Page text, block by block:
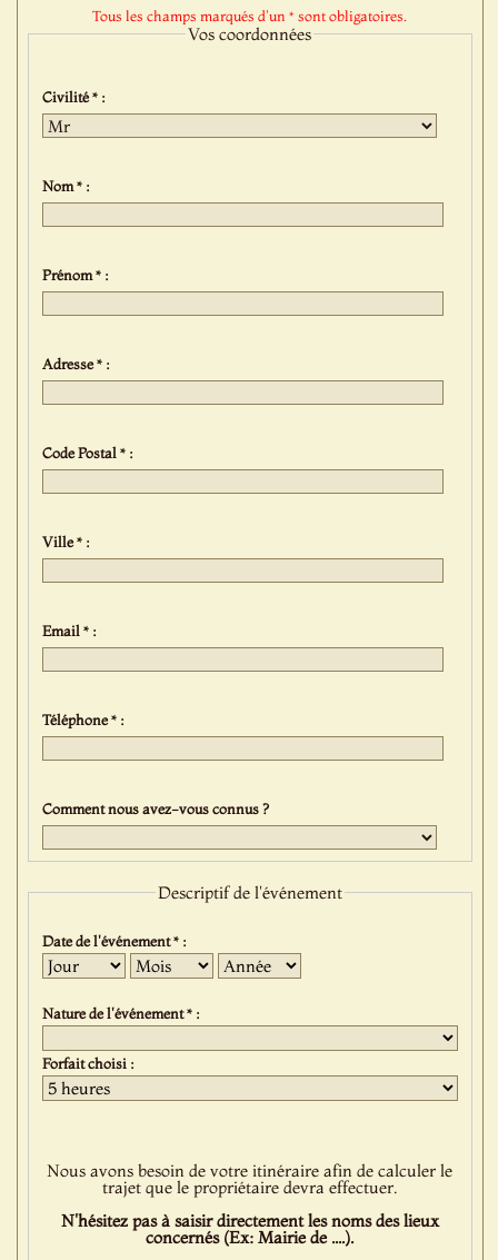
Tous les champs marqués d'un * sont obligatoires.
Vos coordonnées
Civilité * :
Nom * :
Prénom * :
Adresse * :
Code Postal * :
Ville * :
Email * :
Téléphone * :
Comment nous avez-vous connus ?
Descriptif de l'événement
Date de l'événement * :
Jour Mois Année
Nature de l'événement * :
Forfait choisi :
Nous avons besoin de votre itinéraire afin de calculer le
trajet que le propriétaire devra effectuer.
N'hésitez pas à saisir directement les noms des lieux
concernés (Ex: Mairie de ....).